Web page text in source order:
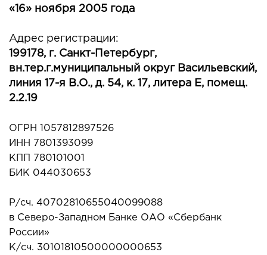
«16» ноября 2005 года
Адрес регистрации:
199178, г. Санкт-Петербург,
вн.тер.г.муниципальный округ Васильевский,
линия 17-я В.О., д. 54, к. 17, литера Е, помещ.
2.2.19
ОГРН 1057812897526
ИНН 7801393099
КПП 780101001
БИК 044030653
Р/сч. 40702810655040099088
в Северо-Западном Банке ОАО «Сбербанк
России»
К/сч. 30101810500000000653